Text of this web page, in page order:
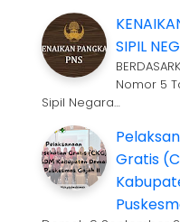
SIPIL
Nomor 5
Sipil Negara…
Gratis